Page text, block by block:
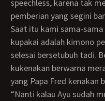
speechless, karena tak
pemberian yang segini
Saat itu kami sama-sama mengenakan kimono. Yang
kupakai adalah kimono
selesai bersetubuh tadi.
kukenakan berwarna
yang Papa Fred kenakan
“Nanti kalau Ayu sudah mulai hamil, rumah ini harus